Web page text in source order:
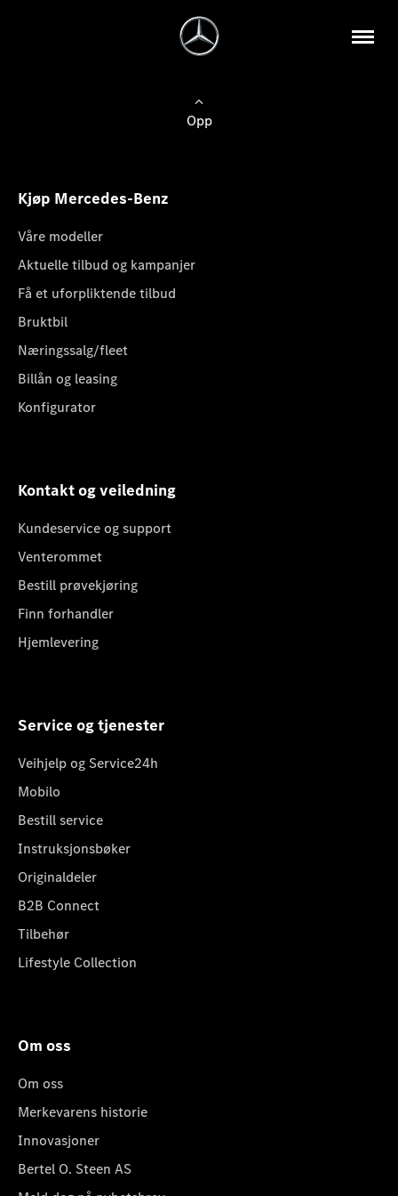
Opp
Kjøp Mercedes-Benz
Våre modeller
Aktuelle tilbud og kampanjer
Få et uforpliktende tilbud
Bruktbil
Næringssalg/fleet
Billån og leasing
Konfigurator
Kontakt og veiledning
Kundeservice og support
Venterommet
Bestill prøvekjøring
Finn forhandler
Hjemlevering
Service og tjenester
Veihjelp og Service24h
Mobilo
Bestill service
Instruksjonsbøker
Originaldeler
B2B Connect
Tilbehør
Lifestyle Collection
Om oss
Om oss
Merkevarens historie
Innovasjoner
Bertel O. Steen AS